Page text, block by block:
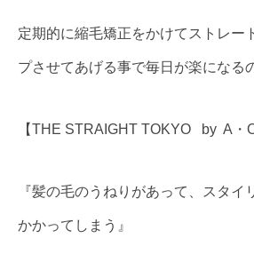
定期的に縮毛矯正をかけてストレー
プさせてあげる事で毎日が楽にな
【THE STRAIGHT TOKYO by A・
『髪の毛のうねりがあって、スタイ
かかってしまう』